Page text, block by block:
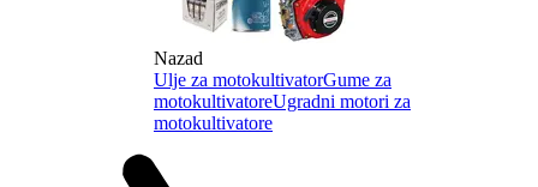
Nazad
Ulje za motokultivatorGume za
motokultivatoreUgradni motori za
motokultivatore